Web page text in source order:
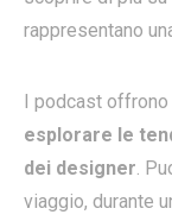
rappresentano
I podcast
esplorare le
dei designer.
viaggio, durante